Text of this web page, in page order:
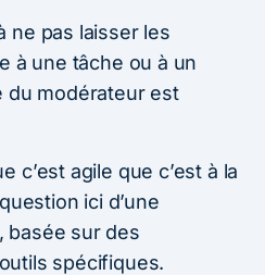
ne pas laisser les
à une tâche ou à un
du modérateur est
c’est agile que c’est à la
ici d’une
basée sur des
spécifiques.